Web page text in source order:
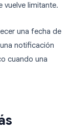
limitante.
una fecha de
notificación
cuando una